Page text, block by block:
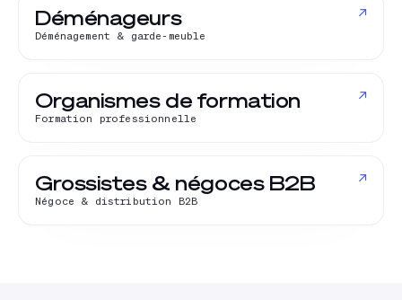
Déménageurs
Déménagement & garde-meuble
↗
Organismes de formation
Formation professionnelle
↗
Grossistes & négoces B2B
Négoce & distribution B2B
↗